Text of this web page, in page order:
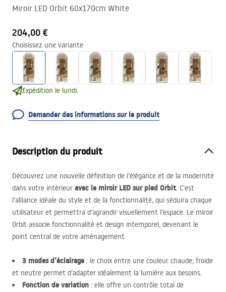
Miroir LED Orbit 60x170cm White
204,00 €
Choisissez une variante
Expédition le lundi.
Demander des informations sur le produit
Description du produit
Découvrez une nouvelle définition de l’élégance et de la modernité
dans votre intérieur avec le miroir LED sur pied Orbit. C’est
l’alliance idéale du style et de la fonctionnalité, qui séduira chaque
utilisateur et permettra d’agrandir visuellement l’espace. Le miroir
Orbit associe fonctionnalité et design intemporel, devenant le
point central de votre aménagement.
3 modes d’éclairage : le choix entre une couleur chaude, froide
et neutre permet d’adapter idéalement la lumière aux besoins.
Fonction de variation : elle offre un contrôle total de